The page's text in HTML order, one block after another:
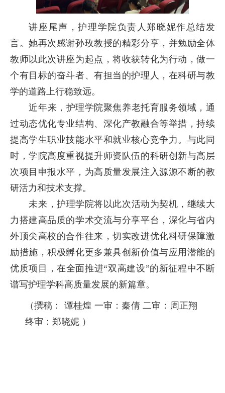
讲座尾声，护理学院负责人郑晓妮作总结发
言。她再次感谢孙玫教授的精彩分享，并勉励全体
教师以此次讲座为起点，将收获转化为行动，做一
个有目标的奋斗者、有担当的护理人，在科研与教
学的道路上行稳致远。
近年来，护理学院聚焦养老托育服务领域，通
过动态优化专业结构、深化产教融合等举措，持续
提高学生职业技能水平和就业核心竞争力。与此同
时，学院高度重视提升师资队伍的科研创新与高层
次项目申报水平，为高质量发展注入源源不断的教
研活力和技术支撑。
未来，护理学院将以此次活动为契机，继续大
力搭建高品质的学术交流与分享平台，深化与省内
外顶尖高校的合作往来，切实改进优化科研保障激
励措施，积极孵化更多兼具创新价值与应用潜能的
优质项目，在全面推进“双高建设”的新征程中不断
谱写护理学科高质量发展的新篇章。
（撰稿： 谭桂煌 一审：秦倩 二审：周正翔
终审：郑晓妮 ）